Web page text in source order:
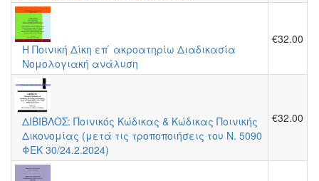
Η Ποινική Δίκη επ ́ ακροατηρίω Διαδικασία
Νομολογιακή ανάλυση
€32.00
ΔΙΒΙΒΛΟΣ: Ποινικός Κώδικας & Κώδικας Ποινικής
Δικονομίας (μετά τις τροποποιήσεις του Ν. 5090
ΦΕΚ 30/24.2.2024)
€32.00